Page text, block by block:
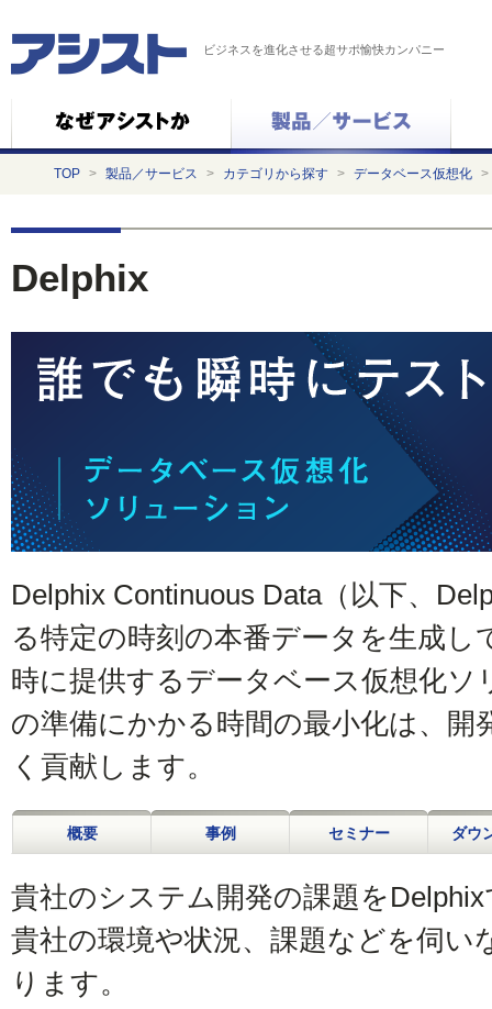
ビジネスを進化させる超サポ愉快カンパニー
TOP > 製品／サービス > カテゴリから探す > データベース仮想化 >
Delphix
Delphix Continuous Data（以下、
る特定の時刻の本番データを生成し
時に提供するデータベース仮想化
の準備にかかる時間の最小化は、
く貢献します。
概要 事例 セミナー ダウ
貴社のシステム開発の課題を
貴社の環境や状況、課題などを伺い
ります。